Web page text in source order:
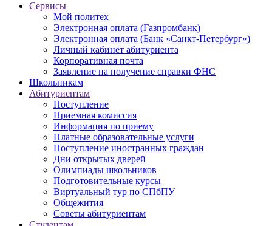
Сервисы
Мой политех
Электронная оплата (Газпромбанк)
Электронная оплата (Банк «Санкт-Петербург»)
Личный кабинет абитуриента
Корпоративная почта
Заявление на получение справки ФНС
Школьникам
Абитуриентам
Поступление
Приемная комиссия
Информация по приему
Платные образовательные услуги
Поступление иностранных граждан
Дни открытых дверей
Олимпиады школьников
Подготовительные курсы
Виртуальный тур по СПбПУ
Общежития
Советы абитуриентам